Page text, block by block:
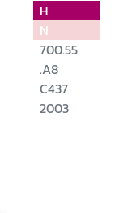
H
N
700.55
.A8
C437
2003